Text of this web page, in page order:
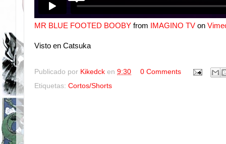
MR BLUE FOOTED BOOBY from IMAGINO TV on
Visto en Catsuka
Publicado por Kikedck en 9:30
0 Comments
Etiquetas: Cortos/Shorts